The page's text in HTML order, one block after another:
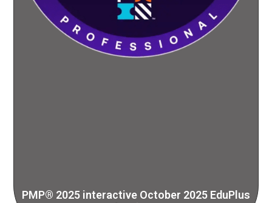
PMP® 2025 interactive October 2025 EduPlus